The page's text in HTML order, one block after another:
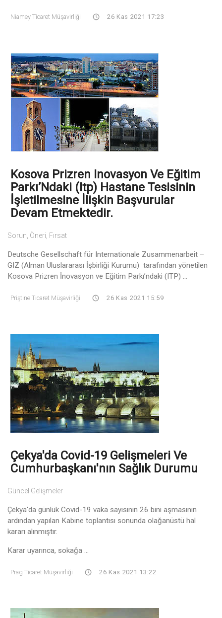
Niamey Ticaret Müşavirliği 26 Kas 2021 17:23
Kosova Prizren Inovasyon Ve Eğitim
Parkı’Ndaki (Itp) Hastane Tesisinin
İşletilmesine İlişkin Başvurular
Devam Etmektedir.
Sorun, Öneri, Fırsat
Deutsche Gesellschaft für Internationale Zusammenarbeit –
GIZ (Alman Uluslararası İşbirliği Kurumu) tarafından yönetilen
Kosova Prizren İnovasyon ve Eğitim Parkı’ndaki (ITP) ...
Priştine Ticaret Müşavirliği 26 Kas 2021 15:59
Çekya'da Covid-19 Gelişmeleri Ve
Cumhurbaşkanı'nın Sağlık Durumu
Güncel Gelişmeler
Çekya'da günlük Covid-19 vaka sayısının 26 bini aşmasının
ardından yapılan Kabine toplantısı sonunda olağanüstü hal
kararı alınmıştır.
Karar uyarınca, sokağa ...
Prag Ticaret Müşavirliği 26 Kas 2021 13:22